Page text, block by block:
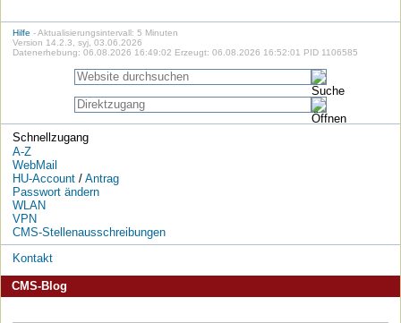
Hilfe - Aktualisierungsintervall: 5 Minuten
Version 14.2.3, syj, 03.06.2026
Datenerhebung: 06.08.2026 16:49:02 Erzeugt: 06.08.2026 16:52:01 PID 1106585
Schnellzugang
A-Z
WebMail
HU-Account/ Antrag
Passwort ändern
WLAN
VPN
CMS-Stellenausschreibungen
Kontakt
CMS-Blog